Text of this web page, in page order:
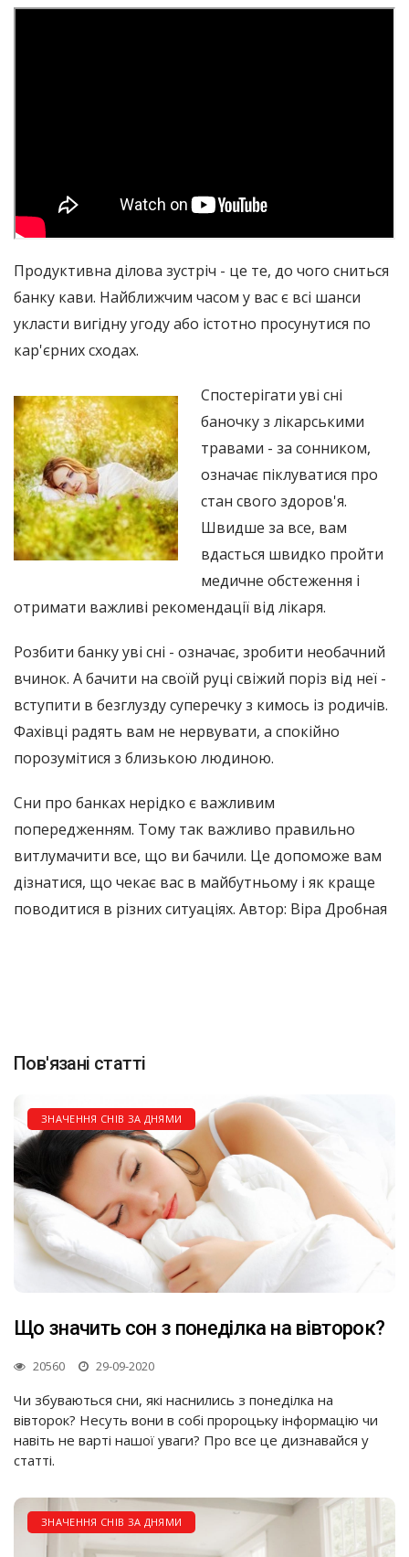
Продуктивна ділова зустріч - це те, до чого сниться
банку кави. Найближчим часом у вас є всі шанси
укласти вигідну угоду або істотно просунутися по
кар'єрних сходах.
Спостерігати уві сні
баночку з лікарськими
травами - за сонником,
означає піклуватися про
стан свого здоров'я.
Швидше за все, вам
вдасться швидко пройти
медичне обстеження і
отримати важливі рекомендації від лікаря.
Розбити банку уві сні - означає, зробити необачний
вчинок. А бачити на своїй руці свіжий поріз від неї -
вступити в безглузду суперечку з кимось із родичів.
Фахівці радять вам не нервувати, а спокійно
порозумітися з близькою людиною.
Сни про банках нерідко є важливим
попередженням. Тому так важливо правильно
витлумачити все, що ви бачили. Це допоможе вам
дізнатися, що чекає вас в майбутньому і як краще
поводитися в різних ситуаціях. Автор: Віра Дробная
Пов'язані статті
ЗНАЧЕННЯ СНІВ ЗА ДНЯМИ
Що значить сон з понеділка на вівторок?
20560 29-09-2020
Чи збуваються сни, які наснились з понеділка на
вівторок? Несуть вони в собі пророцьку інформацію чи
навіть не варті нашої уваги? Про все це дизнавайся у
статті.
ЗНАЧЕННЯ СНІВ ЗА ДНЯМИ